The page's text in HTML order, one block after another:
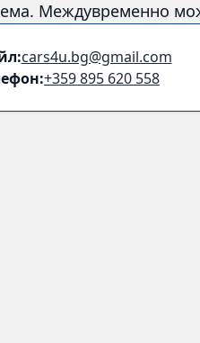
Междувременно
cars4u.bg@gmail.com
+359 895 620 558